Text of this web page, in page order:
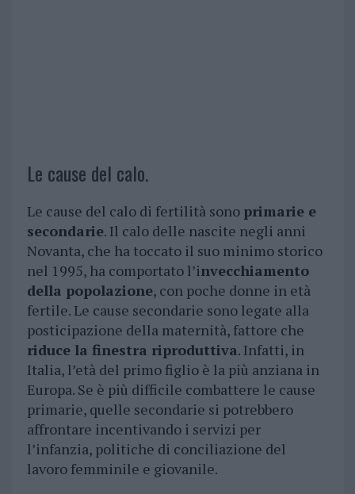
Le cause del calo.
Le cause del calo di fertilità sono primarie e
secondarie. Il calo delle nascite negli anni
Novanta, che ha toccato il suo minimo storico
nel 1995, ha comportato l’invecchiamento
della popolazione, con poche donne in età
fertile. Le cause secondarie sono legate alla
posticipazione della maternità, fattore che
riduce la finestra riproduttiva. Infatti, in
Italia, l’età del primo figlio è la più anziana in
Europa. Se è più difficile combattere le cause
primarie, quelle secondarie si potrebbero
affrontare incentivando i servizi per
l’infanzia, politiche di conciliazione del
lavoro femminile e giovanile.